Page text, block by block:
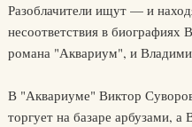
Разоблачители ищут — и
несоответствия в биографиях
романа "Аквариум", и
В "Аквариуме" Виктор
торгует на базаре арбузами,